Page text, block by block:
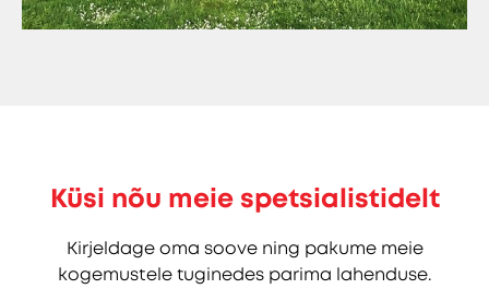
Küsi nõu meie spetsialistidelt
Kirjeldage oma soove ning pakume meie
kogemustele tuginedes parima lahenduse.